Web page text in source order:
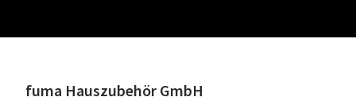
fuma Hauszubehör GmbH